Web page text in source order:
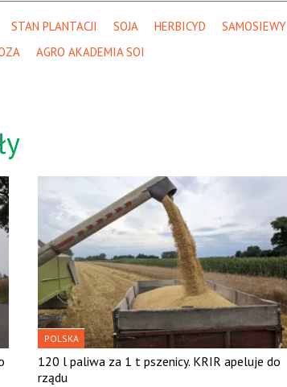
STAN PLANTACJI SOJA HERBICYD
SAMOSIEWY
AGRO AKADEMIA SOI
POLSKA
120 l paliwa za 1 t pszenicy. KRIR apeluje do
rządu